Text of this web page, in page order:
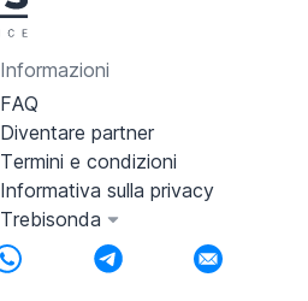
Informazioni
FAQ
Diventare partner
Termini e condizioni
Informativa sulla privacy
Trebisonda